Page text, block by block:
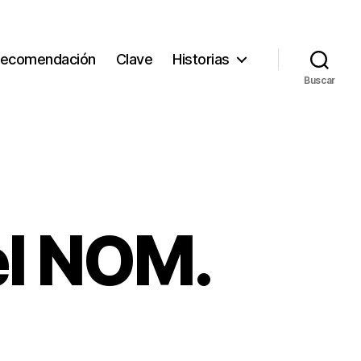
Clave Historias
Buscar
NOM.